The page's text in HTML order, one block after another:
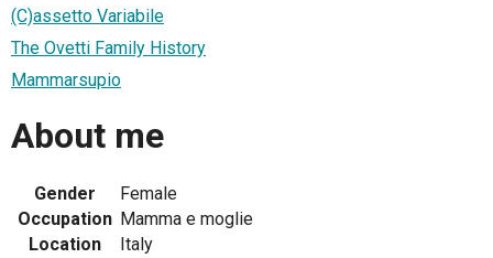
(C)assetto Variabile
The Ovetti Family History
Mammarsupio
About me
Gender
Female
Occupation Mamma e moglie
Location
Italy